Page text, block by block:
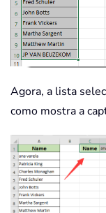
Agora, a lista
como mostra a